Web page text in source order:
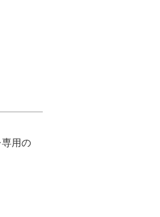
用の